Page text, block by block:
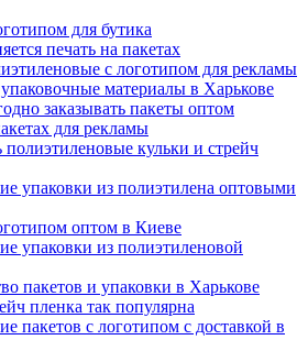
для бутика
печать на пакетах
с логотипом для рекламы
материалы в Харькове
заказывать пакеты оптом
для рекламы
полиэтиленовые кульки и стрейч
упаковки из полиэтилена оптовыми
оптом в Киеве
упаковки из полиэтиленовой
пакетов и упаковки в Харькове
пленка так популярна
пакетов с логотипом с доставкой в